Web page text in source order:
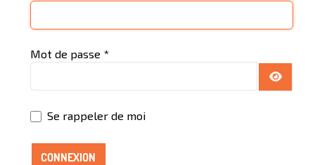
Mot de passe *
Se rappeler de moi
CONNEXION